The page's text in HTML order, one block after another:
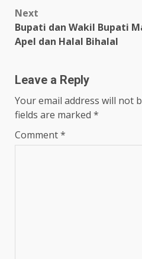
Next
Bupati dan Wakil Bupati
Apel dan Halal Bihalal
Leave a Reply
Your email address will not
fields are marked *
Comment*